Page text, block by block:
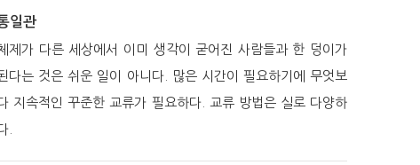
일관
제가 다른 세상에서 이미 생각이 굳어진 사람들과 한 덩이가
다는 것은 쉬운 일이 아니다. 많은 시간이 필요하기에 무엇보
지속적인 꾸준한 교류가 필요하다. 교류 방법은 실로 다양하
.